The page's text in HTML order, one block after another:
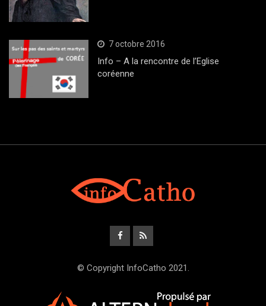
7 octobre 2016
Info – A la rencontre de l’Eglise
coréenne
© Copyright InfoCatho 2021.